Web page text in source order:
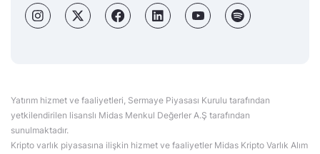
Yatırım hizmet ve faaliyetleri, Sermaye Piyasası Kurulu tarafından
yetkilendirilen lisanslı Midas Menkul Değerler A.Ş tarafından
sunulmaktadır.
Kripto varlık piyasasına ilişkin hizmet ve faaliyetler Midas Kripto Varlık Alım